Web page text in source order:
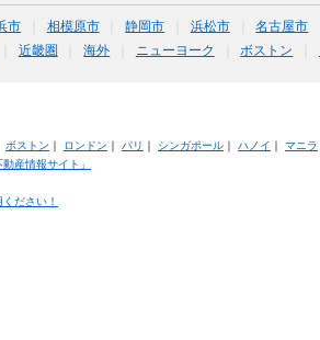
市 相模原市 静岡市 浜松市 名古屋市
近畿圏 海外 ニューヨーク ボストン
ボストン ロンドン パリ シンガポール｜ ハノイ マニラ
産情報サイト」
ださい！